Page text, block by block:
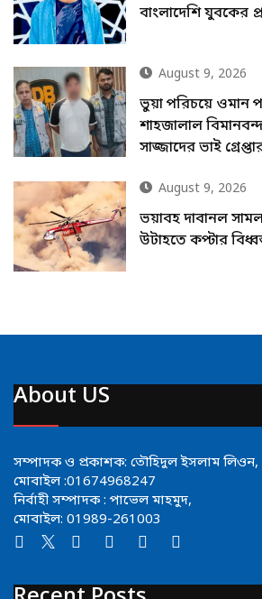
বাংলাদেশি যুবকের
August 9, 2026
ভুয়া পরিচয়ে ওমান
শাহজালাল
সাজ্জাদের ভাই
August 9, 2026
ভয়াবহ দাবানল
উটাহতে কপ্টার
About US
সম্পাদক ও প্রকাশক: তৌহিদুল ইসলাম লিওন,
মোবাইল :01674968247
নির্বাহী সম্পাদক : পাভেল মাহমুদ,
মোবাইল: 01989-261003